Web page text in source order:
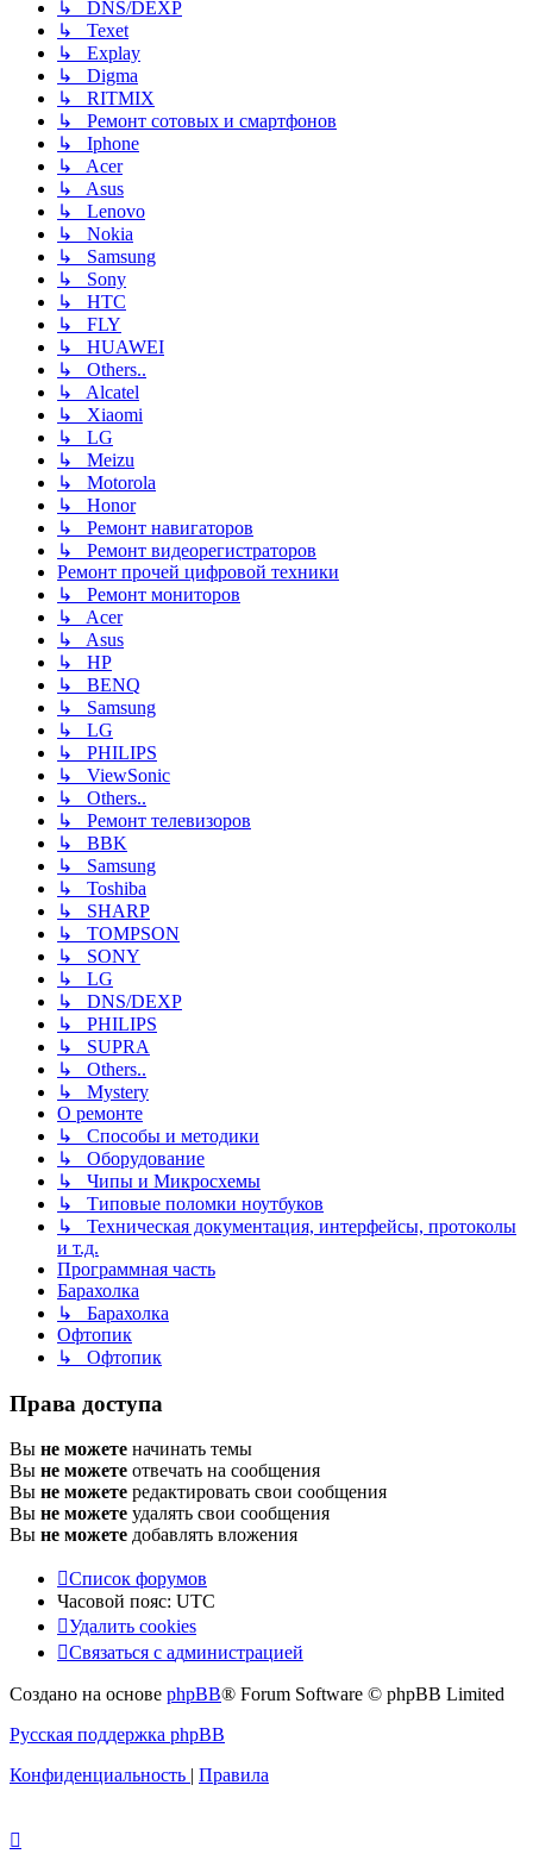
↳ DNS/DEXP
↳ Texet
↳ Explay
↳ Digma
↳ RITMIX
↳ Ремонт сотовых и смартфонов
↳ Iphone
↳ Acer
↳ Asus
↳ Lenovo
↳ Nokia
↳ Samsung
↳ Sony
↳ HTC
↳ FLY
↳ HUAWEI
↳ Others..
↳ Alcatel
↳ Xiaomi
↳ LG
↳ Meizu
↳ Motorola
↳ Honor
↳ Ремонт навигаторов
↳ Ремонт видеорегистраторов
Ремонт прочей цифровой техники
↳ Ремонт мониторов
↳ Acer
↳ Asus
↳ HP
↳ BENQ
↳ Samsung
↳ LG
↳ PHILIPS
↳ ViewSonic
↳ Others..
↳ Ремонт телевизоров
↳ BBK
↳ Samsung
↳ Toshiba
↳ SHARP
↳ TOMPSON
↳ SONY
↳ LG
↳ DNS/DEXP
↳ PHILIPS
↳ SUPRA
↳ Others..
↳ Mystery
О ремонте
↳ Способы и методики
↳ Оборудование
↳ Чипы и Микросхемы
↳ Типовые поломки ноутбуков
↳ Техническая документация, интерфейсы, протоколы
и т.д.
Программная часть
Барахолка
↳ Барахолка
Офтопик
↳ Офтопик
Права доступа
Вы не можете начинать темы
Вы не можете отвечать на сообщения
Вы не можете редактировать свои сообщения
Вы не можете удалять свои сообщения
Вы не можете добавлять вложения
Список форумов
Часовой пояс: UTC
Удалить cookies
Связаться
администрацией
Связаться с администрацией
Создано на основе phpBB® Forum Software © phpBB Limited
Русская поддержка phpBB
Конфиденциальность | Правила